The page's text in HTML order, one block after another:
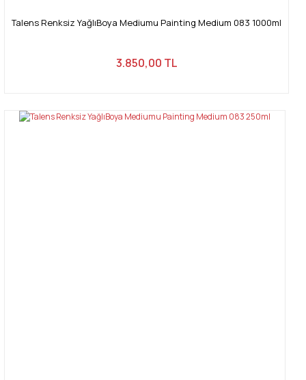
Talens Renksiz YağlıBoya Mediumu Painting Medium 083 1000ml
3.850,00 TL